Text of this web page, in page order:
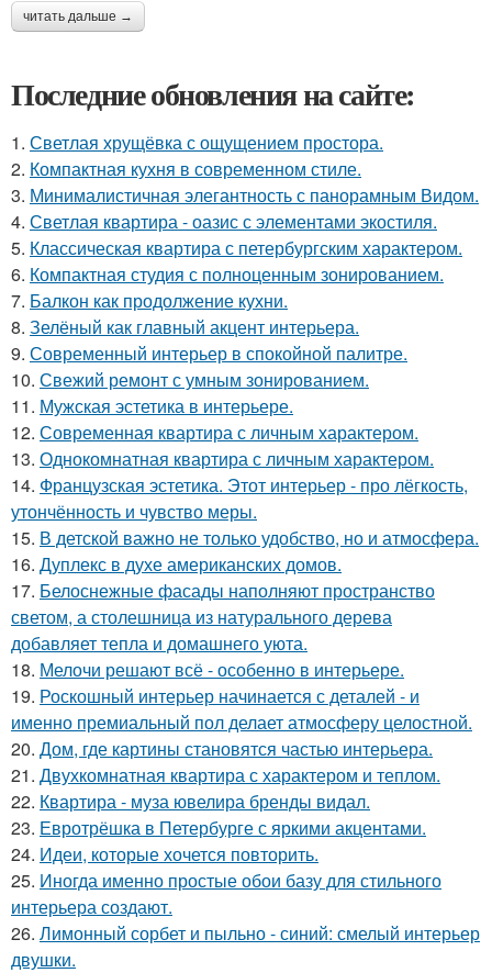
читать дальше →
Последние обновления на сайте:
1. Светлая хрущёвка с ощущением простора.
2. Компактная кухня в современном стиле.
3. Минималистичная элегантность с панорамным Видом.
4. Светлая квартира - оазис с элементами экостиля.
5. Классическая квартира с петербургским характером.
6. Компактная студия с полноценным зонированием.
7. Балкон как продолжение кухни.
8. Зелёный как главный акцент интерьера.
9. Современный интерьер в спокойной палитре.
10. Свежий ремонт с умным зонированием.
11. Мужская эстетика в интерьере.
12. Современная квартира с личным характером.
13. Однокомнатная квартира с личным характером.
14. Французская эстетика. Этот интерьер - про лёгкость,
утончённость и чувство меры.
15. В детской важно не только удобство, но и атмосфера.
16. Дуплекс в духе американских домов.
17. Белоснежные фасады наполняют пространство
светом, а столешница из натурального дерева
добавляет тепла и домашнего уюта.
18. Мелочи решают всё - особенно в интерьере.
19. Роскошный интерьер начинается с деталей - и
именно премиальный пол делает атмосферу целостной.
20. Дом, где картины становятся частью интерьера.
21. Двухкомнатная квартира с характером и теплом.
22. Квартира - муза ювелира бренды видал.
23. Евротрёшка в Петербурге с яркими акцентами.
24. Идеи, которые хочется повторить.
25. Иногда именно простые обои базу для стильного
интерьера создают.
26. Лимонный сорбет и пыльно - синий: смелый интерьер
двушки.